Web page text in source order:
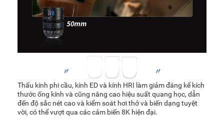
Thấu kính phi cầu, kính ED và kính HRI làm giảm đáng kể kích
thước ống kính và cũng nâng cao hiệu suất quang học, dẫn
đến độ sắc nét cao và kiểm soát hơi thở và biến dạng tuyệt
vời, có thể vượt qua các cảm biến 8K hiện đại.